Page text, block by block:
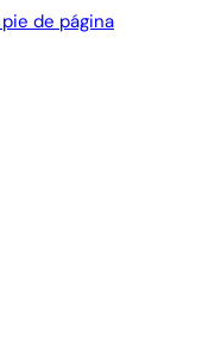
de página